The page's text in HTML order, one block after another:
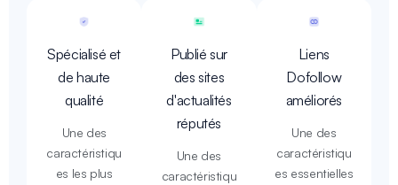
Spécialisé et
de haute
qualité
Une des
caractéristiqu
es les plus
Publié sur
des sites
d'actualités
réputés
Une des
caractéristiqu
Liens
Dofollow
améliorés
Une des
caractéristiqu
es essentielles